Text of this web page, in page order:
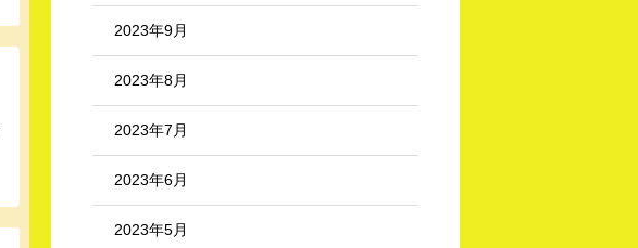
2023年9月
2023年8月
2023年7月
2023年6月
2023年5月